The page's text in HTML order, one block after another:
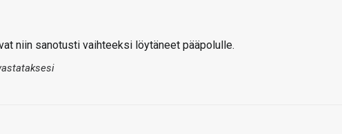
niin sanotusti vaihteeksi löytäneet pääpolulle.